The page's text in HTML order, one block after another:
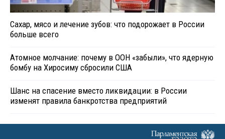
Сахар, мясо и лечение зубов: что подорожает в России
больше всего
Атомное молчание: почему в ООН «забыли», что ядерную
бомбу на Хиросиму сбросили США
Шанс на спасение вместо ликвидации: в России
изменят правила банкротства предприятий